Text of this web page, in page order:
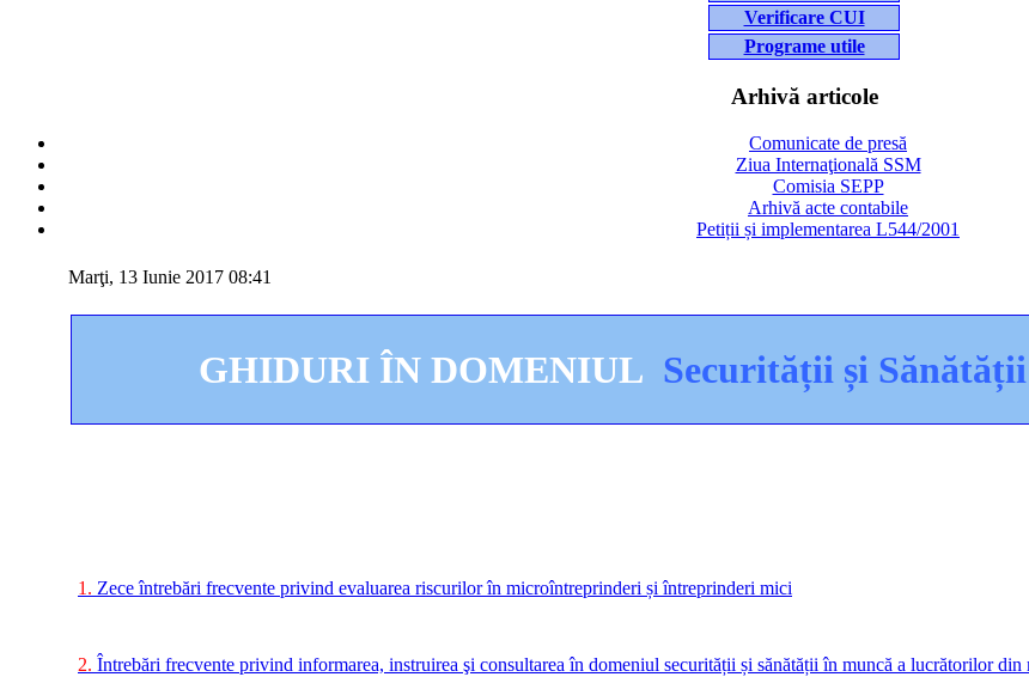
Verificare CUI
Programe utile
Arhivă articole
Comunicate de presă
Ziua Internaţională SSM
Comisia SEPP
Arhivă acte contabile
Petiții și implementarea L544/2001
Marţi, 13 Iunie 2017 08:41
GHIDURI ÎN DOMENIUL Securității și
1. Zece întrebări frecvente privind evaluarea riscurilor în microîntreprinderi și întreprinderi mici
2. Întrebări frecvente privind informarea, instruirea şi consultarea în domeniul securității și sănătății în muncă a lucrătorilor